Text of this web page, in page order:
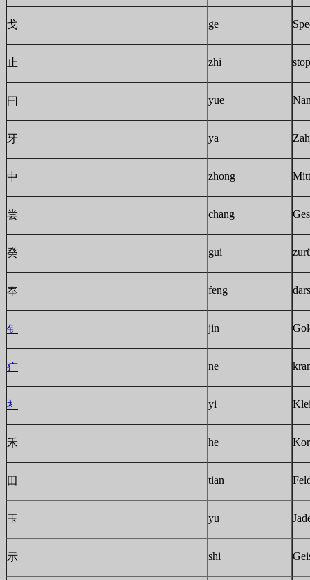
戈 ge
止 zhi
曰 yue
牙 ya
中 zhong
尝 chang
癸 gui
奉 feng
钅 jin
疒 ne
衤 yi
禾 he
田 tian
玉 yu
示 shi